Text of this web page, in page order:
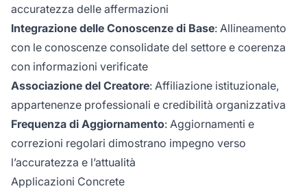
accuratezza delle affermazioni
Integrazione delle Conoscenze di Base: Allineamento
con le conoscenze consolidate del settore e coerenza
con informazioni verificate
Associazione del Creatore: Affiliazione istituzionale,
appartenenze professionali e credibilità organizzativa
Frequenza di Aggiornamento: Aggiornamenti e
correzioni regolari dimostrano impegno verso
l’accuratezza e l’attualità
Applicazioni Concrete